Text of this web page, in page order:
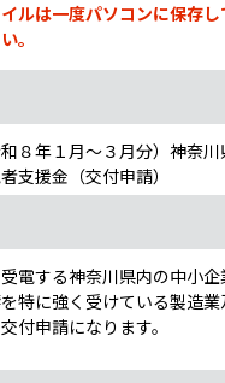
ルは一度パソコンに保存し
。
８年１月～３月分）神奈
支援金（交付申請）
電する神奈川県内の中小
特に強く受けている製造
付申請になります。